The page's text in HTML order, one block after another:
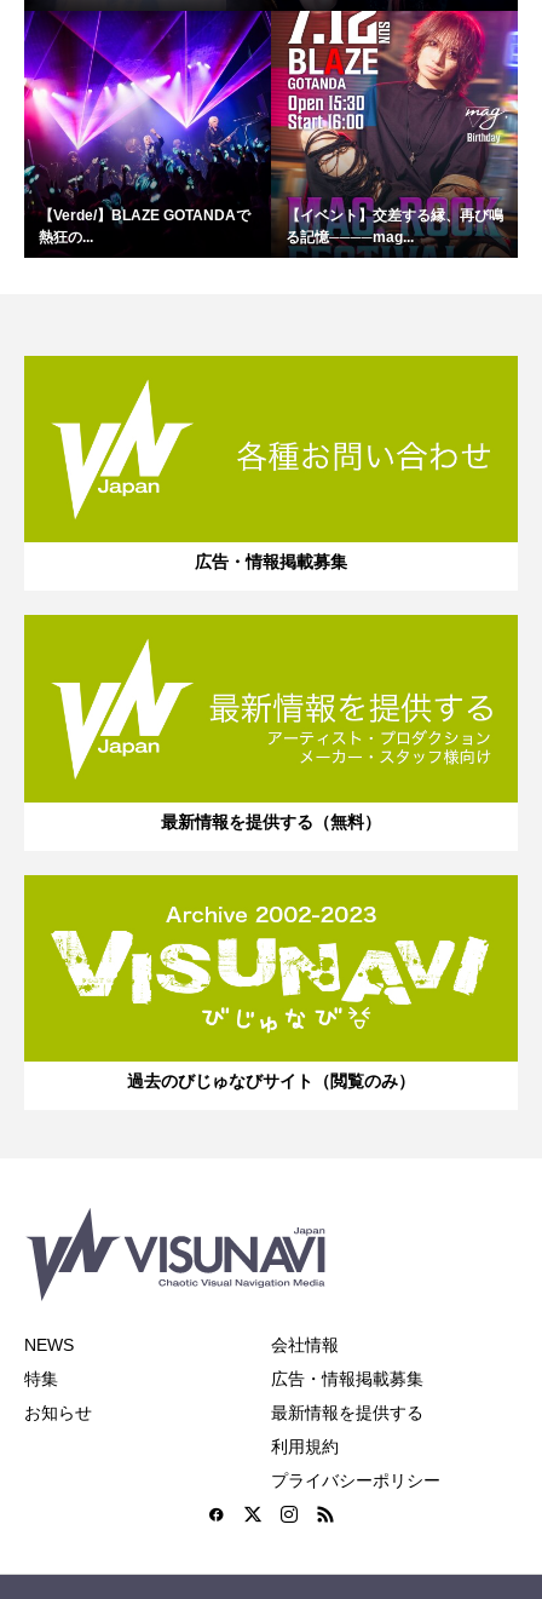
【Verde/】BLAZE GOTANDAで
熱狂の...
【イベント】交差する縁、再び鳴
る記憶────mag...
広告・情報掲載募集
最新情報を提供する（無料）
過去のびじゅなびサイト（閲覧のみ）
NEWS
特集
お知らせ
会社情報
広告・情報掲載募集
最新情報を提供する
利用規約
プライバシーポリシー